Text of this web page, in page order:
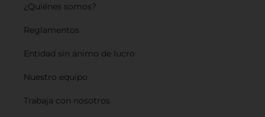
¿Quiénes somos?
Reglamentos
Entidad sin ánimo de lucro
Nuestro equipo
Trabaja con nosotros